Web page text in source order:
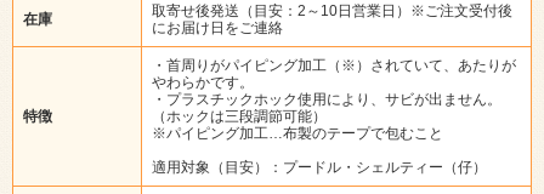
在庫
取寄せ後発送（目安：2～10日営業日）※ご注文受付後
にお届け日をご連絡
特徴
・首周りがパイピング加工（※）されていて、あたりが
やわらかです。
・プラスチックホック使用により、サビが出ません。
（ホックは三段調節可能）
※パイピング加工…布製のテープで包むこと
適用対象（目安）：プードル・シェルティー（仔）